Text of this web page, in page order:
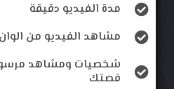
مدة الفيديو دقيقة
مشاهد الفيديو من
شخصيات ومشاهد
قصتك